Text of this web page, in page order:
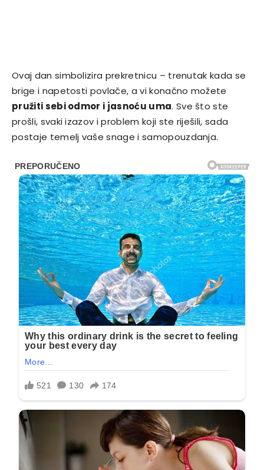
Ovaj dan simbolizira prekretnicu – trenutak kada se
brige i napetosti povlače, a vi konačno možete
pružiti sebi odmor i jasnoću uma. Sve što ste
prošli, svaki izazov i problem koji ste riješili, sada
postaje temelj vaše snage i samopouzdanja.